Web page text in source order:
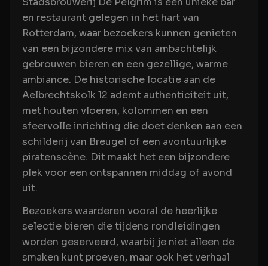
en restaurant gelegen in het hart van
Rotterdam, waar bezoekers kunnen genieten
van een bijzondere mix van ambachtelijk
gebrouwen bieren en een gezellige, warme
ambiance. De historische locatie aan de
Aelbrechtskolk 12 ademt authenticiteit uit,
met houten vloeren, kolommen en een
sfeervolle inrichting die doet denken aan een
schilderij van Breugel of een avontuurlijke
piratenscène. Dit maakt het een bijzondere
plek voor een ontspannen middag of avond
uit.
Bezoekers waarderen vooral de heerlijke
selectie bieren die tijdens rondleidingen
worden geserveerd, waarbij je niet alleen de
smaken kunt proeven, maar ook het verhaal